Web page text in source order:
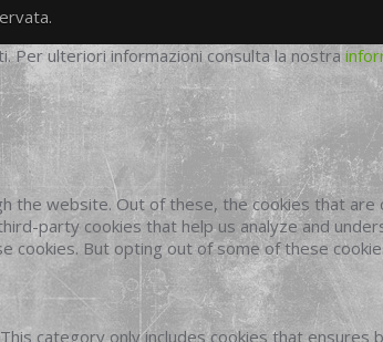
facebook
Per ulteriori informazioni consulta la nostra
the website. Out of these, the cookies that
party cookies that help us analyze and
But opting out of some of these
category only includes cookies that